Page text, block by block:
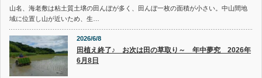
山名、海老敷は粘土質土壌の田んぼが多く、田んぼ一枚の面積が小さい。中山間地
域に位置し山が近いため、生…
2026/6/8
田植え終了♪ お次は田の草取り～ 年中夢究 2026年
6月8日